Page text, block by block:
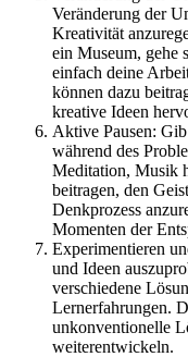
Veränderung der
Kreativität
ein Museum, gehe
einfach deine
können dazu
kreative Ideen
Aktive Pausen:
während des
Meditation, Musik
beitragen, den
Denkprozess
Momenten der
Experimentieren
und Ideen
verschiedene
Lernerfahrungen.
unkonventionelle
weiterentwickeln.